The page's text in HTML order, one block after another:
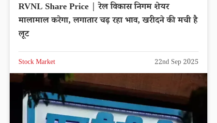
RVNL Share Price | रेल विकास निगम शेयर
मालामाल करेगा, लगातार चढ़ रहा भाव, खरीदने की मची है
लूट
Stock Market 22nd Sep 2025